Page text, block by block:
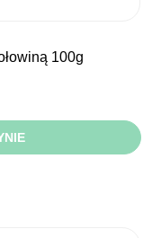
100g